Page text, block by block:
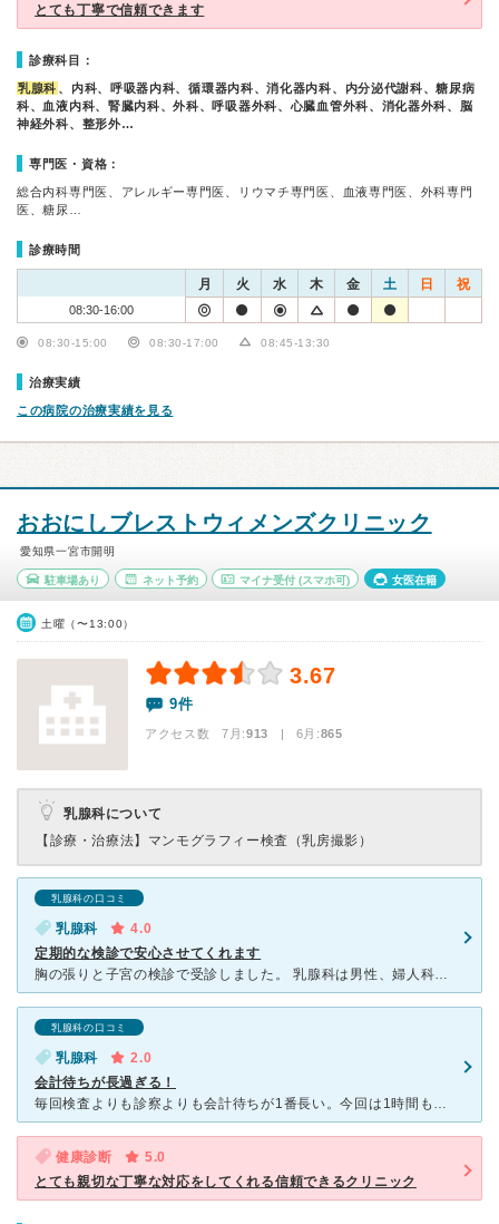
とても丁寧で信頼できます
診療科目：
乳腺科 、内科、呼吸器内科、循環器内科、消化器内科、内分泌代謝科、糖尿病
科、血液内科、腎臓内科、外科、呼吸器外科、心臓血管外科、消化器外科、脳
神経外科、整形外…
専門医・資格：
総合内科専門医、アレルギー専門医、リウマチ専門医、血液専門医、外科専門
医、糖尿…
診療時間
月 火 水 木 金 土 日 祝
08:30-16:00
08:30-15:00 08:30-17:00 08:45-13:30
治療実績
この病院の治療実績を見る
おおにしブレストウィメンズクリニック
愛知県一宮市開明
駐車場あり ネット予約 マイナ受付 (スマホ可) 女医在籍
土曜（〜13:00）
3.67
9件
アクセス数 7月:913 | 6月:865
乳腺科について
【診療・治療法】 マンモグラフィー検査（乳房撮影）
乳腺科の口コミ
乳腺科
4.0
定期的な検診で安心させてくれます
胸の張りと子宮の検診で受診しました。 乳腺科は男性、婦人科は女性の医師でした。 エコーの検査やマンモグラフィの検査技師さんは女性の方でした。検査の結果を聞くのは男性の先生ですが、お話しするだけなの
乳腺科の口コミ
乳腺科
2.0
会計待ちが長過ぎる！
毎回検査よりも診察よりも会計待ちが1番長い。今回は1時間も待たされ、こちらから声かけると、先生がカルテ回すの忘れてたと。それに気づかないのはなぜ？おしゃべりしてるのに会計遅いのはなぜ？ これからもお
健康診断
5.0
とても親切な丁寧な対応をしてくれる信頼できるクリニック